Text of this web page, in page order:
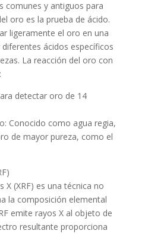
comunes y antiguos para
oro es la prueba de ácido.
ligeramente el oro en una
ácidos específicos
La reacción del oro con
detectar oro de 14
Conocido como agua regia,
de mayor pureza, como el
X (XRF) es una técnica no
la composición elemental
emite rayos X al objeto de
resultante proporciona